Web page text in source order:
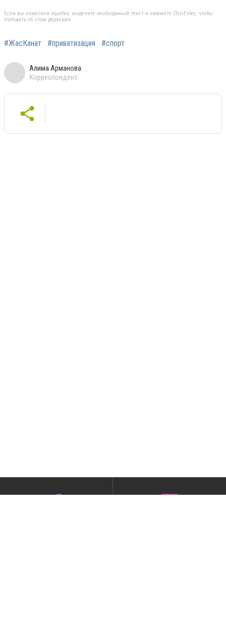
Если вы заметили ошибку, выделите необходимый текст и нажмите Ctrl+Enter, чтобы
сообщить об этом редакции
#ЖасКанат #приватизация #спорт
Алима Арманова
Корреспондент